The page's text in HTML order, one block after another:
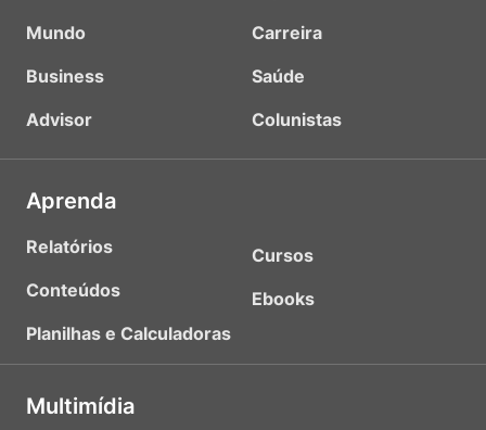
Mundo
Business
Advisor
Carreira
Saúde
Colunistas
Aprenda
Relatórios
Conteúdos
Planilhas e Calculadoras
Cursos
Ebooks
Multimídia